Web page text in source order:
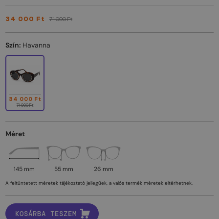
34 000 Ft 71 000 Ft
Szín: Havanna
34 000 Ft
71 000 Ft
Méret
145 mm 55 mm 26 mm
A feltüntetett méretek tájékoztató jellegűek, a valós termék méretek eltérhetnek.
KOSÁRBA TESZEM